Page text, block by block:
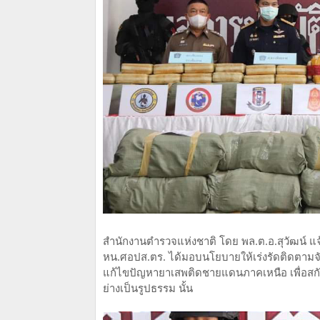
สำนักงานตำรวจแห่งชาติ โดย พล.ต.อ.สุวัฒน์
หน.ศอปส.ตร. ได้มอบนโยบายให้เร่งรัดติดตา
แก้ไขปัญหายาเสพติดชายแดนภาคเหนือ เพื่อส
ย่างเป็นรูปธรรม นั้น